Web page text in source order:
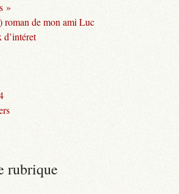
»
roman de mon ami Luc
d’intéret
rubrique